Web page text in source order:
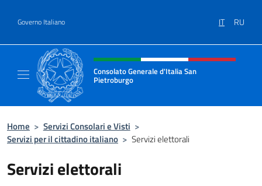
Governo Italiano IT RU
Intestazione sito, social e menù
Consolato Generale d'Italia San
Pietroburgo
Home > Servizi Consolari e Visti >
Servizi per il cittadino italiano > Servizi elettorali
Servizi elettorali